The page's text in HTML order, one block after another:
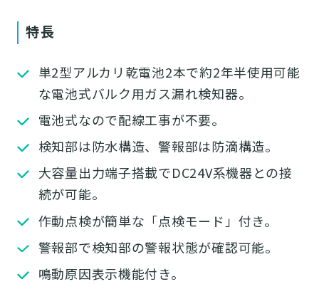
特長
単2型アルカリ乾電池2本で約2年半使用可能
な電池式バルク用ガス漏れ検知器。
電池式なので配線工事が不要。
検知部は防水構造、警報部は防滴構造。
大容量出力端子搭載でDC24V系機器との接
続が可能。
作動点検が簡単な「点検モード」付き。
警報部で検知部の警報状態が確認可能。
鳴動原因表示機能付き。